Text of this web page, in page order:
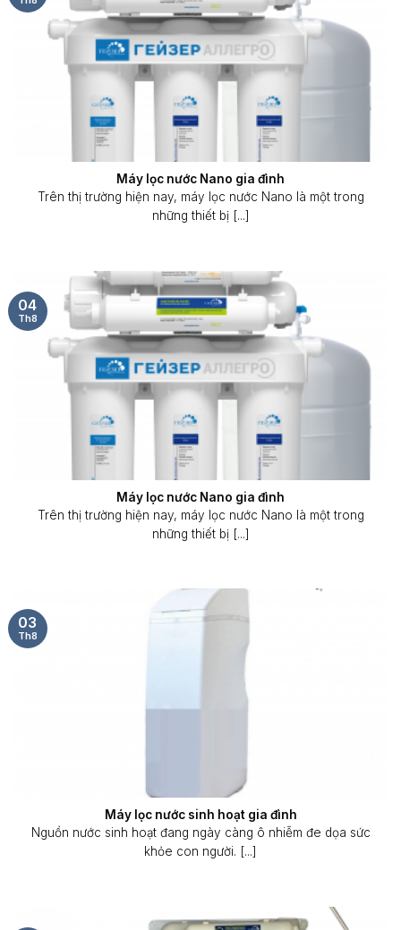
Máy lọc nước Nano gia đình
Trên thị trường hiện nay, máy lọc nước Nano là một trong
những thiết bị [...]
Máy lọc nước Nano gia đình
Trên thị trường hiện nay, máy lọc nước Nano là một trong
những thiết bị [...]
04
Th8
Máy lọc nước sinh hoạt gia đình
Nguồn nước sinh hoạt đang ngày càng ô nhiễm đe dọa sức
khỏe con người. [...]
03
Th8